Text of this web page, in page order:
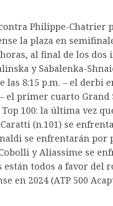
Philippe-Chatrier
la plaza en
al final de los dos
y Sabalenka-
las 8:15 p.m. – el derbi
primer cuarto Grand
100: la última vez
(n.101) se
se enfrentarán por
y Aliassime se
están todos a favor del
en 2024 (ATP 500